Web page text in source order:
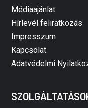
Médiaajánlat
Hírlevél feliratkozás
Impresszum
Kapcsolat
Adatvédelmi